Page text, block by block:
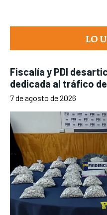
LO
Fiscalía y PDI
dedicada al tráfico
7 de agosto de 2026